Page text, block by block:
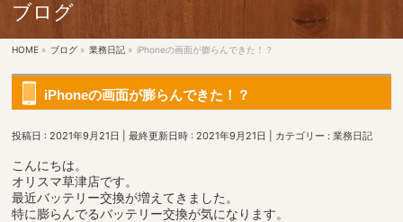
ブログ
HOME » ブログ » 業務日記 » iPhoneの画面が膨らんできた！？
iPhoneの画面が膨らんできた！？
投稿日 : 2021年9月21日 最終更新日時 : 2021年9月21日 カテゴリー :業務日記
こんにちは。
オリスマ草津店です。
最近バッテリー交換が増えてきました。
特に膨らんでるバッテリー交換が気になります。